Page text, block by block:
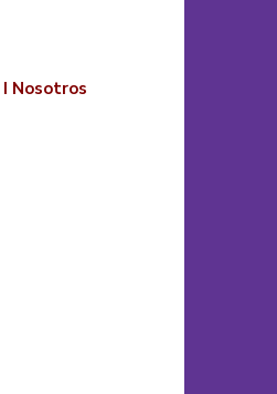
I Nosotros